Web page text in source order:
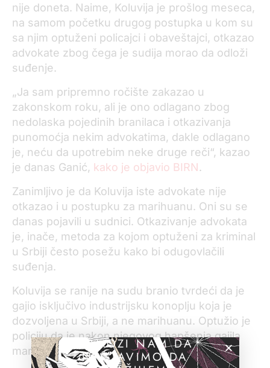
nije doneta. Naime, Koluvija je prošlog meseca,
na samom početku drugog postupka u kom su
sa njim optuženi policajci i obaveštajci, otkazao
advokate zbog čega je sudija morao da odloži
suđenje.
„Ja sam pripremno ročište zakazao u
zakonskom roku, ali je ono odlagano zbog
nedolaska pojedinih branilaca i otkazivanja
punomoćja nekim advokatima, dakle odlagano
je, neću da upotrebim neke druge reči“, kazao
je danas Ganić, kako je objavio BIRN.
Zanimljivo je da Koluvija iste advokate nije
otkazao i u postupku za marihuanu. Oni su se
danas pojavili u sudnici. Otkazivanje advokata
je, inače, metoda za kojom optuženi za kriminal
u Srbiji često posežu kako bi odugovlačili
suđenja.
Koluvija se ranije na sudu branio tvrdeći da je
gajio isključivo industrijsku konoplju koja je
dozvoljena u Srbiji, a ne marihuanu. Optužio je
policiju da je nakon njegovog hapšenja gajila
marihuanu na njegovom imanju.
POMOZI NAM DA
NASTAVIMO DA